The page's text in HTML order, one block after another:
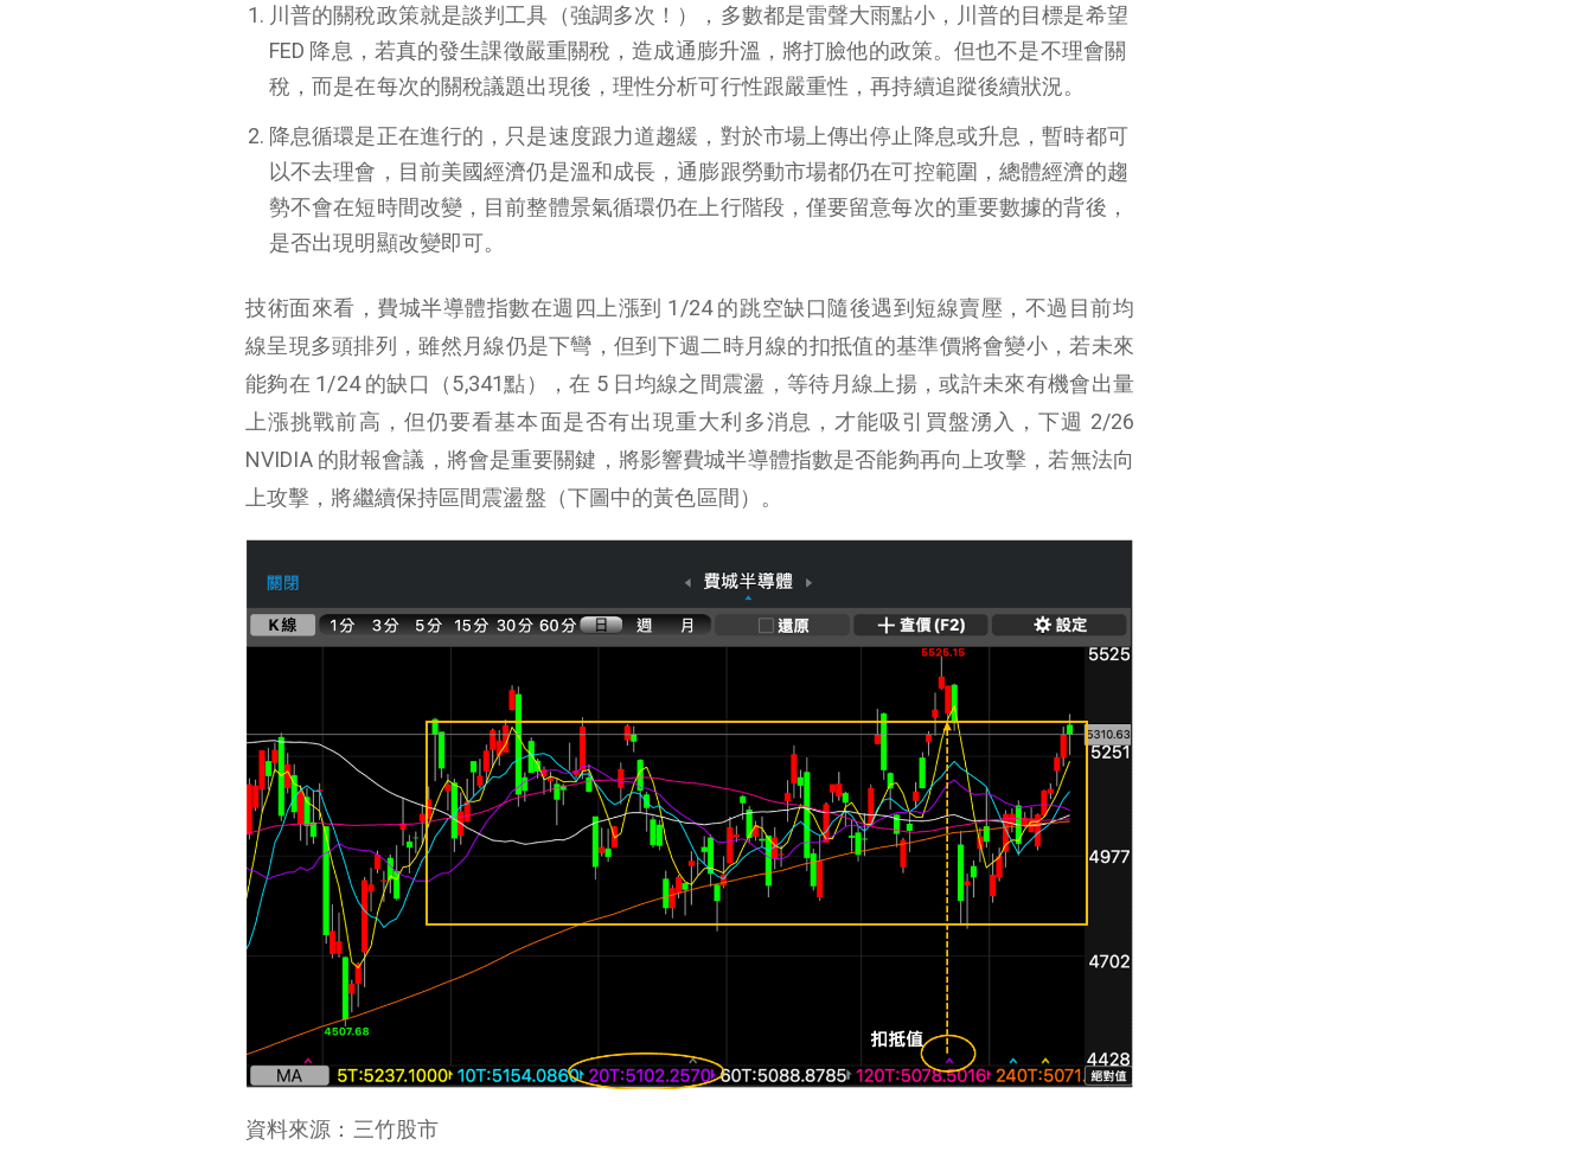
川普的關稅政策就是談判工具（強調多次！），多數都是雷聲大雨點小，川普的目標是希望
FED 降息，若真的發生課徵嚴重關稅，造成通膨升溫，將打臉他的政策。但也不是不理會關
稅，而是在每次的關稅議題出現後，理性分析可行性跟嚴重性，再持續追蹤後續狀況。
降息循環是正在進行的，只是速度跟力道趨緩，對於市場上傳出停止降息或升息，暫時都可
以不去理會，目前美國經濟仍是溫和成長，通膨跟勞動市場都仍在可控範圍，總體經濟的趨
勢不會在短時間改變，目前整體景氣循環仍在上行階段，僅要留意每次的重要數據的背後，
是否出現明顯改變即可。
技術面來看，費城半導體指數在週四上漲到 1/24 的跳空缺口隨後遇到短線賣壓，不過目前均
線呈現多頭排列，雖然月線仍是下彎，但到下週二時月線的扣抵值的基準價將會變小，若未來
能夠在 1/24 的缺口（5,341點），在 5 日均線之間震盪，等待月線上揚，或許未來有機會出量
上漲挑戰前高，但仍要看基本面是否有出現重大利多消息，才能吸引買盤湧入，下週 2/26
NVIDIA 的財報會議，將會是重要關鍵，將影響費城半導體指數是否能夠再向上攻擊，若無法向
上攻擊，將繼續保持區間震盪盤（下圖中的黃色區間）。
資料來源：三竹股市